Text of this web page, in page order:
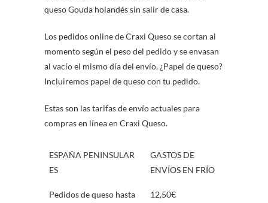
queso Gouda holandés sin salir de casa.
Los pedidos online de Craxi Queso se cortan al
momento según el peso del pedido y se envasan
al vacío el mismo día del envío. ¿Papel de queso?
Incluiremos papel de queso con tu pedido.
Estas son las tarifas de envío actuales para
compras en línea en Craxi Queso.
ESPAÑA PENINSULAR
ES
GASTOS DE
ENVÍOS EN FRÍO
Pedidos de queso hasta
12,50€